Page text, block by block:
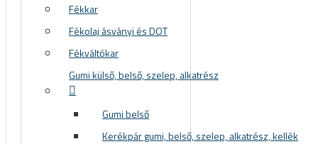
Fékkar
Fékolaj ásványi és DOT
Fékváltókar
Gumi külső, belső, szelep, alkatrész
Gumi belső
Kerékpár gumi, belső, szelep, alkatrész, kellék